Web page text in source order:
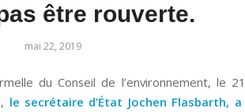
être rouverte.
mai 22, 2019
du Conseil de l’environnement, le
le secrétaire d’État Jochen Flasbarth,